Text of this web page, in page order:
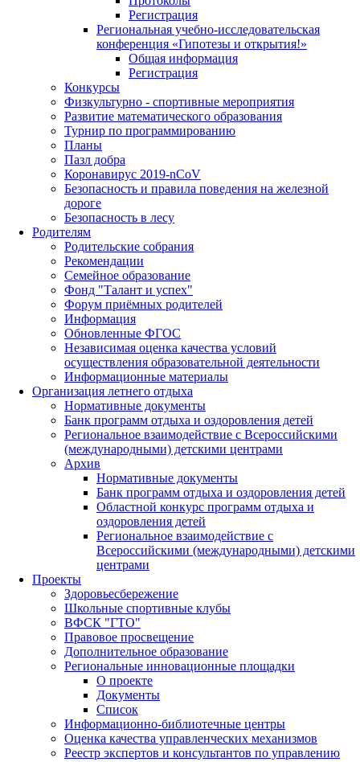
Регистрация
Региональная учебно-исследовательская
конференция «Гипотезы и открытия!»
Общая информация
Регистрация
Конкурсы
Физкультурно - спортивные мероприятия
Развитие математического образования
Турнир по программированию
Планы
Пазл добра
Коронавирус 2019-nCoV
Безопасность и правила поведения на железной
дороге
Безопасность в лесу
Родителям
Родительские собрания
Рекомендации
Семейное образование
Фонд "Талант и успех"
Форум приёмных родителей
Информация
Обновленные ФГОС
Независимая оценка качества условий
осуществления образовательной деятельности
Информационные материалы
Организация летнего отдыха
Нормативные документы
Банк программ отдыха и оздоровления детей
Региональное взаимодействие с Всероссийскими
(международными) детскими центрами
Архив
Нормативные документы
Банк программ отдыха и оздоровления детей
Областной конкурс программ отдыха и
оздоровления детей
Региональное взаимодействие с
Всероссийскими (международными) детскими
центрами
Проекты
Здоровьесбережение
Школьные спортивные клубы
ВФСК "ГТО"
Правовое просвещение
Дополнительное образование
Региональные инновационные площадки
О проекте
Документы
Список
Информационно-библиотечные центры
Оценка качества управленческих механизмов
Реестр экспертов и консультантов по управлению